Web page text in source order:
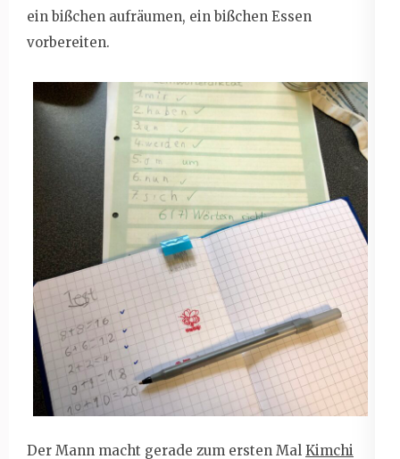
ein bißchen aufräumen, ein bißchen Essen
vorbereiten.
Der Mann macht gerade zum ersten Mal Kimchi